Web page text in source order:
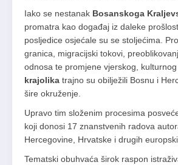
Iako se nestanak Bosanskoga
promatra kao događaj iz daleke
posljedice osjećale su se stoljećima.
granica, migracijski tokovi,
odnosa te promjene vjerskog,
krajolika trajno su obilježili Bosnu i
šire okruženje.
Upravo tim složenim procesima
koji donosi 17 znanstvenih radova
Hercegovine, Hrvatske i drugih
Tematski obuhvaća širok raspon